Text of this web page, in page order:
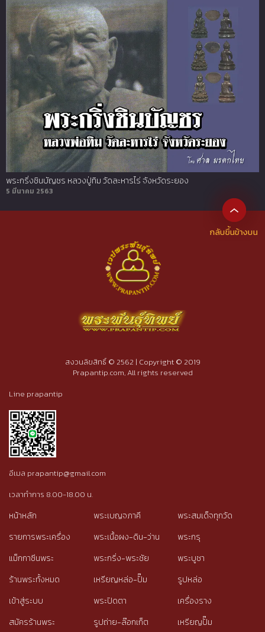
พระกริ่งชินบัญชร หลวงปู่ทิม วัดละหารไร่ จังหวัดระยอง
5 มีนาคม 2563
สงวนลิขสิทธิ์ © 2562 | Copyright © 2019
Prapantip.com, All rights reserved
Line prapantip
อีเมล prapantip@gmail.com
เวลาทำการ 8.00-18.00 น.
หน้าหลัก
รายการพระเครื่อง
แม็กกาซีนพระ
ร้านพระทั้งหมด
เข้าสู่ระบบ
สมัครร้านพระ
พระเบญจภาคี
พระเนื้อผง-ดิน-ว่าน
พระกริ่ง-พระชัย
เหรียญหล่อ-ปั๊ม
พระปิดตา
รูปถ่าย-ล๊อกเก็ต
พระสมเด็จทุกวัด
พระกรุ
พระบูชา
รูปหล่อ
เครื่องราง
เหรียญปั๊ม